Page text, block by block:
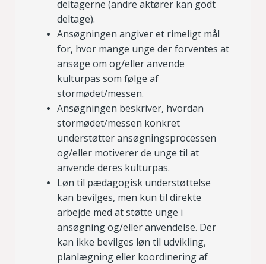
deltagerne (andre aktører kan godt
deltage).
Ansøgningen angiver et rimeligt mål
for, hvor mange unge der forventes at
ansøge om og/eller anvende
kulturpas som følge af
stormødet/messen.
Ansøgningen beskriver, hvordan
stormødet/messen konkret
understøtter ansøgningsprocessen
og/eller motiverer de unge til at
anvende deres kulturpas.
Løn til pædagogisk understøttelse
kan bevilges, men kun til direkte
arbejde med at støtte unge i
ansøgning og/eller anvendelse. Der
kan ikke bevilges løn til udvikling,
planlægning eller koordinering af